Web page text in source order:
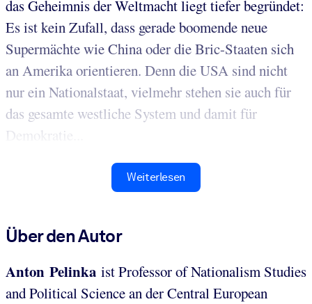
das Geheimnis der Weltmacht liegt tiefer begründet:
Es ist kein Zufall, dass gerade boomende neue
Supermächte wie China oder die Bric-Staaten sich
an Amerika orientieren. Denn die USA sind nicht
nur ein Nationalstaat, vielmehr stehen sie auch für
das gesamte westliche System und damit für
Demokratie...
Weiterlesen
Über den Autor
Anton Pelinka ist Professor of Nationalism Studies
and Political Science an der Central European